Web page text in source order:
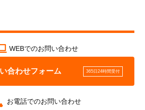
WEBでのお問い合わせ
合わせフォーム 365日24時間受付
お電話でのお問い合わせ